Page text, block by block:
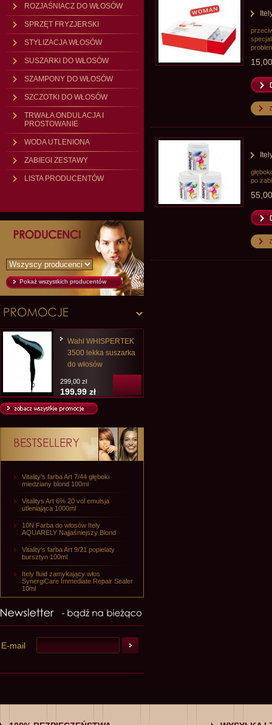
ROZJAŚNIACZ DO WŁOSÓW
SPRZĘT FRYZJERSKI
STYLIZACJA WŁOSÓW
SUSZARKI DO WŁOSÓW
SZAMPONY DO WŁOSÓW
SZCZOTKI DO WŁOSÓW
TRWAŁA ONDULACJA I
PROSTOWANIE
WODA UTLENIONA
ZABIEGI ZESTAWY
LISTA PRODUCENTÓW
Pokaż wszystkich producentów
Wahl WHISPERTEK
3500 lekka suszarka
do włosów
299,00 zł
199,99 zł
Vitality's farba Art 7/44 głęboki
miedziany blond 100ml
Vitalitys Art 6% 20 vol emulsja
utleniająca 1000ml
10N Farba do włosów Itely
AQUARELY Najjaśniejszy Blond
Vitality's farba Art 9/21 popielaty
bursztyn 100ml
Itely fluid zamykający włos
SynergiCare Immediate Repair Sealer
10ml
E-mail
po